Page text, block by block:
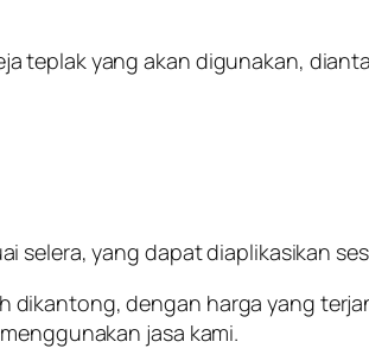
teplak yang akan digunakan,
selera, yang dapat diaplikasikan
dikantong, dengan harga yang
jasa kami.